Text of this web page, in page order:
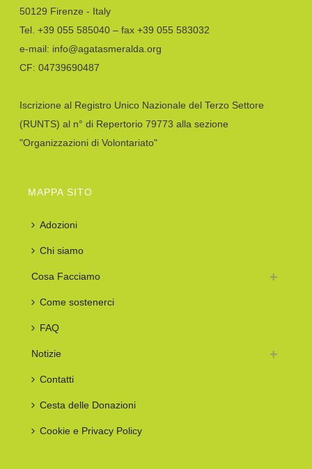
50129 Firenze - Italy
Tel. +39 055 585040 – fax +39 055 583032
e-mail: info@agatasmeralda.org
CF: 04739690487
Iscrizione al Registro Unico Nazionale del Terzo Settore
(RUNTS) al n° di Repertorio 79773 alla sezione
"Organizzazioni di Volontariato"
MAPPA SITO
Adozioni
Chi siamo
Cosa Facciamo
Come sostenerci
FAQ
Notizie
Contatti
Cesta delle Donazioni
Cookie e Privacy Policy